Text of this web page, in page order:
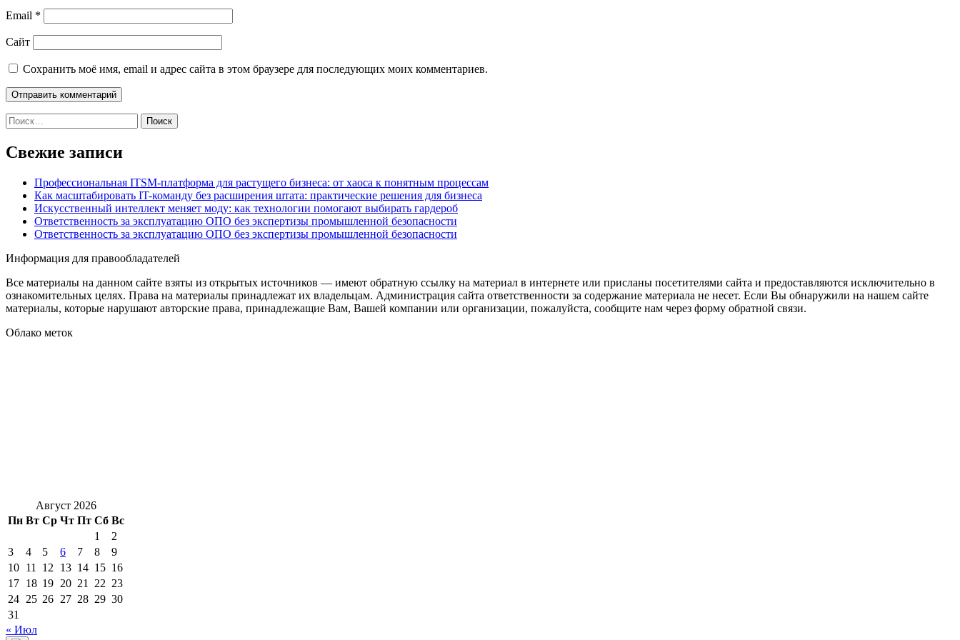
Email *
Сайт
Сохранить моё имя, email и адрес сайта в этом браузере для последующих моих комментариев.
Найти:
Свежие записи
Профессиональная ITSM-платформа для растущего бизнеса: от хаоса к понятным процессам
Как масштабировать IT-команду без расширения штата: практические решения для бизнеса
Искусственный интеллект меняет моду: как технологии помогают выбирать гардероб
Ответственность за эксплуатацию ОПО без экспертизы промышленной безопасности
Ответственность за эксплуатацию ОПО без экспертизы промышленной безопасности
Информация для правообладателей
Все материалы на данном сайте взяты из открытых источников — имеют обратную ссылку на материал в интернете или присланы посетителями сайта и предоставляются исключительно в
ознакомительных целях. Права на материалы принадлежат их владельцам. Администрация сайта ответственности за содержание материала не несет. Если Вы обнаружили на нашем сайте
материалы, которые нарушают авторские права, принадлежащие Вам, Вашей компании или организации, пожалуйста, сообщите нам через форму обратной связи.
Облако меток
Август 2026
Пн Вт Ср Чт Пт Сб Вс
1
2
3
4 5 6 7 8
9
10 11 12 13 14 15 16
17 18 19 20 21 22 23
24 25 26 27 28 29 30
31
« Июл